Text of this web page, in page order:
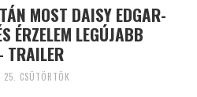
MOST DAISY EDGAR-
ÉRZELEM LEGÚJABB
TRAILER
CSÜTÖRTÖK